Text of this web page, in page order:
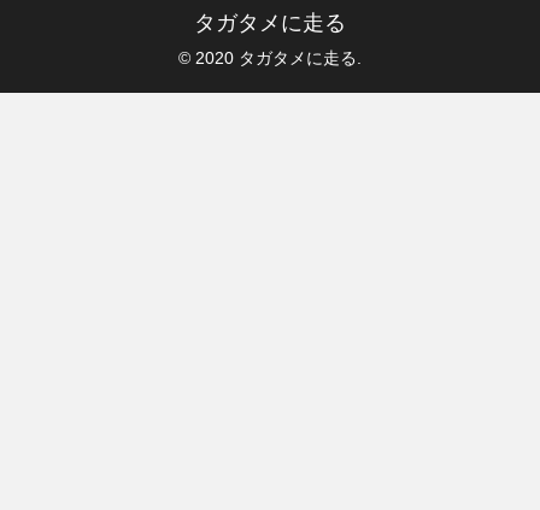
タガタメに走る
© 2020 タガタメに走る.